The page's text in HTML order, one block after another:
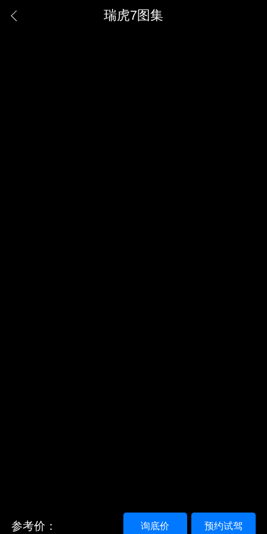
瑞虎7图集
参考价： 预约试驾
询底价